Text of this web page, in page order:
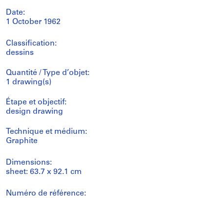
Date:
1 October 1962
Classification:
dessins
Quantité / Type d’objet:
1 drawing(s)
Étape et objectif:
design drawing
Technique et médium:
Graphite
Dimensions:
sheet: 63.7 x 92.1 cm
Numéro de référence: